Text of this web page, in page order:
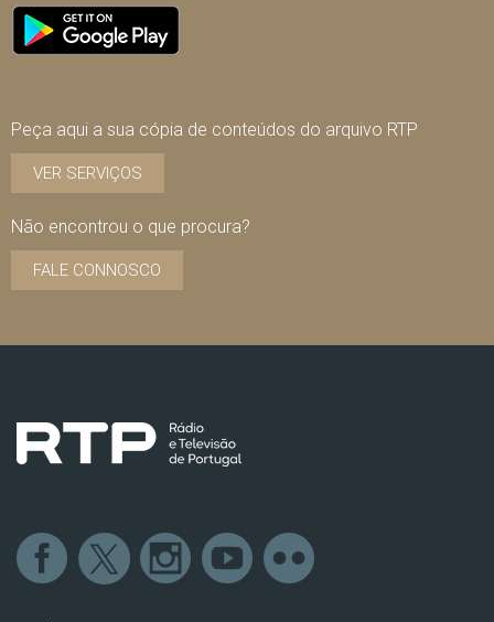
Peça aqui a sua cópia de conteúdos do arquivo RTP
VER SERVIÇOS
Não encontrou o que procura?
FALE CONNOSCO